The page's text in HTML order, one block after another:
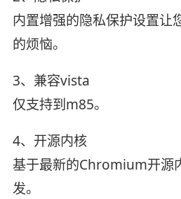
内置增强的隐私保护设置让
的烦恼。
3、兼容vista
仅支持到m85。
4、开源内核
基于最新的Chromium开源
发。